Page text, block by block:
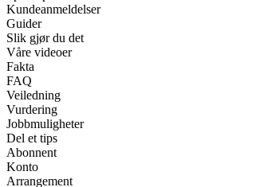
Kundeanmeldelser
Guider
Slik gjør du det
Våre videoer
Fakta
FAQ
Veiledning
Vurdering
Jobbmuligheter
Del et tips
Abonnent
Konto
Arrangement